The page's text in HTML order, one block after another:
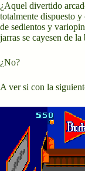
¿Aquel divertido
totalmente dispuesto
de sedientos y
jarras se cayesen de
¿No?
A ver si con la